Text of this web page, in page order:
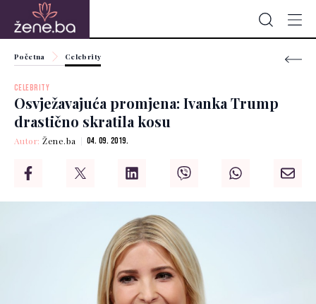
Početna Celebrity
CELEBRITY
Osvježavajuća promjena: Ivanka Trump
drastično skratila kosu
Autor:Žene.ba 04. 09. 2019.